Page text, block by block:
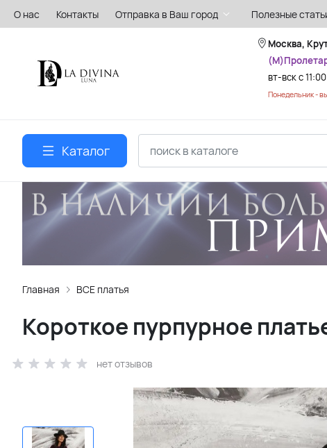
О нас Контакты Отправка в Ваш город Полезные
Москва,
вт-вск с
Понедельник -
Каталог
Главная ВСЕ платья
Короткое пурпурное
нет отзывов